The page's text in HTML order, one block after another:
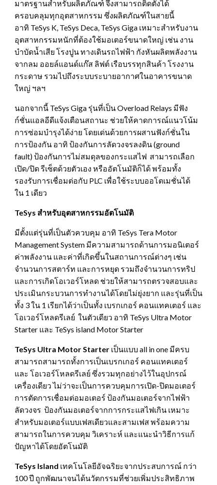
มาตรฐานสำหรับผลิตภัณฑ์ จึงสามารถติดตั้งได้
ครอบคลุมทุกอุตสาหกรรม ซึ่งผลิตภัณฑ์ในสายนี้
อาทิ TeSys K, TeSys Deca, TeSys Giga เหมาะสำหรับงาน
อุตสาหกรรมหนักที่ต้องใช้มอเตอร์ขนาดใหญ่ เช่น งาน
บำบัดน้ำเสีย โรงปูน ทางเดินรถไฟฟ้า กังหันผลิตพลังงาน
จากลม ออยล์แอนด์แก๊ส ลิฟต์ เรือบรรทุกสินค้า โรงงาน
กระดาษ รวมไปถึงระบบระบายอากาศในอาคารขนาด
ใหญ่ ฯลฯ
นอกจากนี้ TeSys Giga รุ่นที่เป็น Overload Relays มีฟัง
ก์ชั่นแอลอีดีแจ้งเตือนสถานะ ช่วยให้คาดการณ์แนวโน้ม
การซ่อมบำรุงได้ง่าย โดยเด่นด้วยการผสานฟังก์ชั่นใน
การป้องกัน อาทิ ป้องกันการลัดวงจรลงดิน (ground
fault) ป้องกันการไม่สมดุลของกระแสไฟ สามารถเลือก
เปิด/ปิด รีเซ็ตด้วยตัวเอง หรืออัตโนมัติก็ได้ พร้อมทั้ง
รองรับการเชื่อมต่อกับ PLC เพื่อใช้ระบบออโตเมชั่นได้
ใน 1 เดียว
TeSys สำหรับอุตสาหกรรมอัตโนมัติ
มีตั้งแต่รุ่นที่เป็นตัวควบคุม อาทิ TeSys Tera Motor
Management System มีความสามารถด้านการมอนิเตอร์
ค่าพลังงาน และค่าที่เกิดขึ้นในสถานการณ์ต่างๆ เช่น
จำนวนการสตาร์ท และการหยุด รวมถึงจำนวนการทริป
และการเกิดโอเวอร์โหลด ช่วยให้สามารถตรวจสอบและ
ประเมินกระบวนการทำงานได้โดยไม่ยุ่งยาก และรุ่นที่เป็น
ทั้ง 3 ใน 1 เรียกได้ว่าเป็นทั้ง เบรกเกอร์ คอนแทคเตอร์ และ
โอเวอร์โหลดรีเลย์ ในตัวเดียว อาทิ TeSys Ultra Motor
Starter และ TeSys island Motor Starter
TeSys Ultra Motor Starter เป็นแบบ all in one มีครบ
สามารถสามารถทั้งการเป็นเบรกเกอร์ คอนแทคเตอร์
และ โอเวอร์โหลดรีเลย์ ซึ่งรวมทุกอย่างไว้ในอุปกรณ์
เครื่องเดียว ไม่ว่าจะเป็นการควบคุมการเปิด-ปิดมอเตอร์
การตัดการเชื่อมต่อมอเตอร์ ป้องกันมอเตอร์จากไฟฟ้า
ลัดวงจร ป้องกันมอเตอร์จากการกระแสไฟเกิน เหมาะ
สำหรับมอเตอร์แบบเฟสเดียวและสามเฟส พร้อมความ
สามารถในการควบคุม วิเคราะห์ และแนะนำวิธีการแก้
ปัญหาได้โดยอัตโนมัติ
TeSys Island เทคโนโลยีอัจฉริยะจากประสบการณ์ กว่า
100 ปี ถูกพัฒนาจนได้นวัตกรรมที่ช่วยเพิ่มประสิทธิภาพ